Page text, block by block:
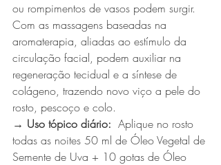
ou rompimentos de vasos podem surgir.
Com as massagens baseadas na
aromaterapia, aliadas ao estímulo da
circulação facial, podem auxiliar na
regeneração tecidual e a síntese de
colágeno, trazendo novo viço a pele do
rosto, pescoço e colo.
→ Uso tópico diário:
  Aplique no rosto
todas as noites 50 ml de Óleo Vegetal de
Semente de Uva + 10 gotas de Óleo